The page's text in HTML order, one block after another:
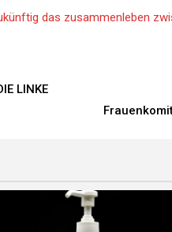
das zusammenleben
LINKE